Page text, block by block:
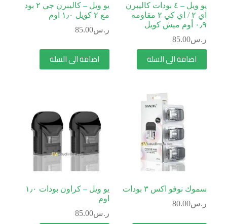
يو ويل – ٤ بودات كاليبرن
اي ٢ / اي كي ٢ مقاومه
٠٫٩ أوم ميش كويل
ر.س85.00
اضافة الى السلة
يو ويل – كاليبرن جي ٢ بود
مع ٢ كويل ١٫٠ اوم
ر.س85.00
اضافة الى السلة
سموك نوفو اكس ٣ بودات
ر.س80.00
يو ويل – كراون بودات ١٫٠
اوم
ر.س85.00